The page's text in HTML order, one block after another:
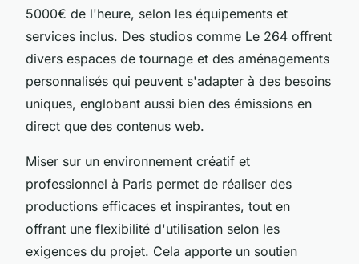
5000€ de l'heure, selon les équipements et
services inclus. Des studios comme Le 264 offrent
divers espaces de tournage et des aménagements
personnalisés qui peuvent s'adapter à des besoins
uniques, englobant aussi bien des émissions en
direct que des contenus web.
Miser sur un environnement créatif et
professionnel à Paris permet de réaliser des
productions efficaces et inspirantes, tout en
offrant une flexibilité d'utilisation selon les
exigences du projet. Cela apporte un soutien